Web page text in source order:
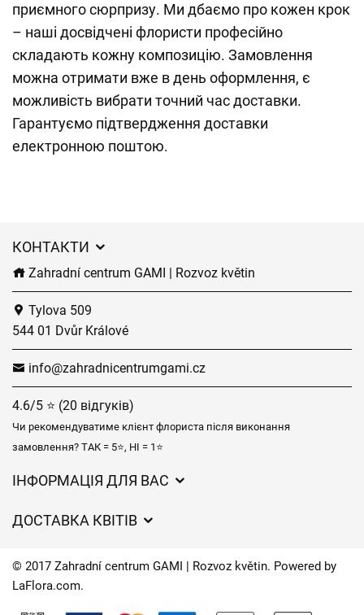
приємного сюрпризу. Ми дбаємо про кожен крок
– наші досвідчені флористи професійно
складають кожну композицію. Замовлення
можна отримати вже в день оформлення, є
можливість вибрати точний час доставки.
Гарантуємо підтвердження доставки
електронною поштою.
КОНТАКТИ
Zahradní centrum GAMI | Rozvoz květin
Tylova 509
544 01 Dvůr Králové
info@zahradnicentrumgami.cz
4.6/5 ⭐ (20 відгуків)
Чи рекомендуватиме клієнт флориста після виконання
замовлення? ТАК = 5⭐, НІ = 1⭐
ІНФОРМАЦІЯ ДЛЯ ВАС
Час доставки квітів – огляд можливостей
ДОСТАВКА КВІТІВ
Куди ми доставляємо квіти
© 2017 Zahradní centrum GAMI | Rozvoz květin. Powered by
LaFlora.com.